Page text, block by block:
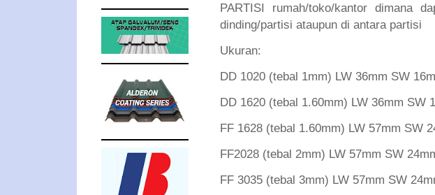
PARTISI rumah/toko/kantor dimana
dinding/partisi ataupun di antara partisi
Ukuran:
DD 1020 (tebal 1mm) LW 36mm SW
DD 1620 (tebal 1.60mm) LW 36mm SW
FF 1628 (tebal 1.60mm) LW 57mm SW
FF2028 (tebal 2mm) LW 57mm SW
FF 3035 (tebal 3mm) LW 57mm SW